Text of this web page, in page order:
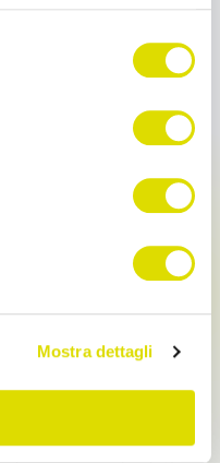
cookie-
Mostra dettagli
gli ordini a mano? Il